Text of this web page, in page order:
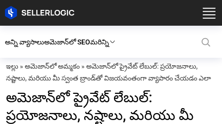
అన్ని వ్యాసాలుఅమెజాన్‌లో SEOమరిన్ని
ఇల్లు » అమెజాన్‌లో అమ్మకం » అమెజాన్‌లో ప్రైవేట్ లేబుల్: ప్రయోజనాలు,
నష్టాలు, మరియు మీ స్వంత బ్రాండ్‌తో విజయవంతంగా వ్యాపారం చేయడం ఎలా
అమెజాన్‌లో ప్రైవేట్ లేబుల్:
ప్రయోజనాలు, నష్టాలు, మరియు మీ